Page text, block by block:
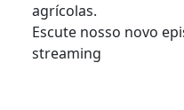
agrícolas.
Escute nosso novo
streaming